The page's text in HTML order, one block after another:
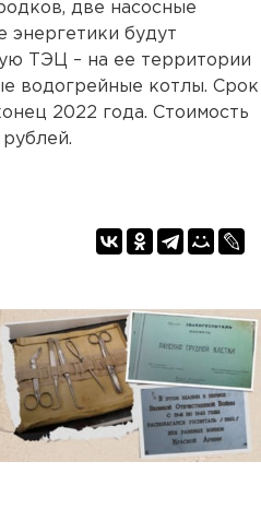
две насосные
энергетики будут
ТЭЦ – на ее территории
водогрейные котлы. Срок
2022 года. Стоимость